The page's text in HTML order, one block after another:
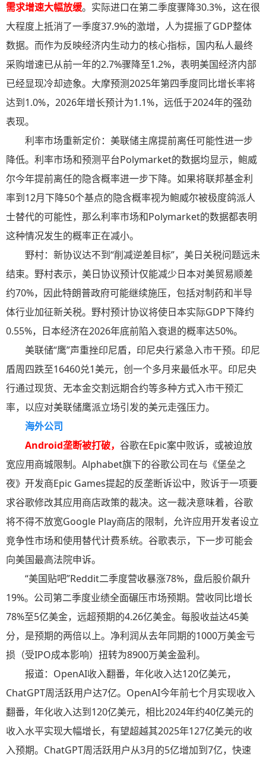
需求增速大幅放缓。实际进口在第二季度骤降30.3%，这在很
大程度上抵消了一季度37.9%的激增，人为提振了GDP整体
数据。而作为反映经济内生动力的核心指标，国内私人最终
采购增速已从前一年的2.7%骤降至1.2%，表明美国经济内部
已经显现冷却迹象。大摩预测2025年第四季度同比增长率将
达到1.0%，2026年增长预计为1.1%，远低于2024年的强劲
表现。
利率市场重新定价：美联储主席提前离任可能性进一步
降低。利率市场和预测平台Polymarket的数据均显示，鲍威
尔今年提前离任的隐含概率进一步下降。如果将联邦基金利
率到12月下降50个基点的隐含概率视为鲍威尔被极度鸽派人
士替代的可能性，那么利率市场和Polymarket的数据都表明
这种情况发生的概率正在减小。
野村：新协议达不到“削减逆差目标”，美日关税问题远未
结束。野村表示，美日协议预计仅能减少日本对美贸易顺差
约70%，因此特朗普政府可能继续施压，包括对制药和半导
体行业加征新关税。野村预计协议将使日本实际GDP下降约
0.55%，日本经济在2026年底前陷入衰退的概率达50%。
美联储“鹰”声重挫印尼盾，印尼央行紧急入市干预。印尼
盾周四跌至16460兑1美元，创一个多月来最低水平。印尼央
行通过现货、无本金交割远期合约等多种方式入市干预汇
率，以应对美联储鹰派立场引发的美元走强压力。
海外公司
Android垄断被打破， 谷歌在Epic案中败诉，或被迫放
宽应用商城限制。Alphabet旗下的谷歌公司在与《堡垒之
夜》开发商Epic Games提起的反垄断诉讼中，败诉于一项要
求谷歌修改其应用商店政策的裁决。这一裁决意味着，谷歌
将不得不放宽Google Play商店的限制，允许应用开发者设立
竞争性市场和使用替代计费系统。谷歌表示，下一步可能会
向美国最高法院申诉。
“美国贴吧”Reddit二季度营收暴涨78%，盘后股价飙升
19%。公司第二季度业绩全面碾压市场预期。营收同比增长
78%至5亿美金，远超预期的4.26亿美金。每股收益达45美
分，是预期的两倍以上。净利润从去年同期的1000万美金亏
损（受IPO成本影响）扭转为8900万美金盈利。
报道：OpenAI收入翻番，年化收入达120亿美元，
ChatGPT周活跃用户达7亿。OpenAI今年前七个月实现收入
翻番，年化收入达到120亿美元，相比2024年约40亿美元的
收入水平实现大幅增长，有望超越其2025年127亿美元的收
入预期。ChatGPT周活跃用户从3月的5亿增加到7亿，快速